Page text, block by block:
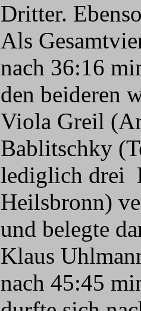
Dritter.
Als
nach 36:16
den beideren
Viola Greil
Bablitschky
lediglich drei
Heilsbronn)
und belegte
Klaus
nach 45:45